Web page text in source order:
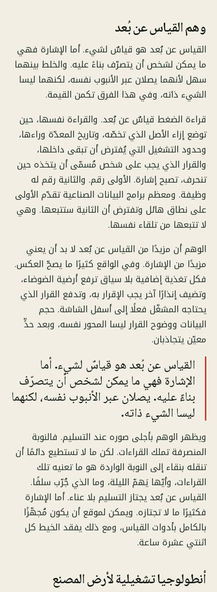
وهم القياس عن بُعد
القياس عن بُعد هو قياسٌ لشيء. أما الإشارة فهي
ما يمكن لشخص أن يتصرّف بناءً عليه. والخلط بينهما
سهل لأنهما يصلان عبر الأنبوب نفسه، لكنهما ليسا
الشيء ذاته، وفي هذا الفرق تكمن القيمة.
قراءة الضغط قياسٌ عن بُعد. والقراءة نفسها، حين
توضع إزاء الأصل الذي تخصّه، وتاريخ المعدّة وراءها،
وحدود التشغيل التي يُفترض أن تبقى داخلها،
والقرار الذي يجب على شخص مُسمّى أن يتخذه حين
تنحرف، تصبح إشارة. الأولى رقم. والثانية رقم له
وظيفة. ومعظم برامج البيانات الصناعية تقدّم الأولى
على نطاق هائل وتفترض أن الثانية ستتبعها. وهي
لا تتبعها من تلقاء نفسها.
الوهم أن مزيدًا من القياس عن بُعد لا بد أن يعني
مزيدًا من الإشارة. وفي الواقع كثيرًا ما يصحّ العكس.
فكل تغذية إضافية بلا سياق ترفع أرضية الضوضاء،
وتضيف إنذارًا آخر يجب الإقرار به، وتدفع القرار الذي
يحتاجه المشغّل فعلًا إلى أسفل الشاشة. حجم
البيانات ووضوح القرار ليسا المحور نفسه، وبعد حدٍّ
معيّن يتجاذبان.
القياس عن بُعد هو قياسٌ لشيء. أما
الإشارة فهي ما يمكن لشخص أن يتصرّف
بناءً عليه. يصلان عبر الأنبوب نفسه، لكنهما
ليسا الشيء ذاته.
ويظهر الوهم بأجلى صوره عند التسليم. فالنوبة
المنصرفة تملك القراءات. لكن ما لا تستطيع دائمًا أن
تنقله بنقاء إلى النوبة الواردة هو ما تعنيه تلك
القراءات، وأيّها يَهمّ الليلة، وما الذي جُرّب سلفًا.
القياس عن بُعد يجتاز التسليم بلا عناء. أما الإشارة
فكثيرًا ما لا تجتازه. ويمكن لموقع أن يكون مُجهّزًا
بالكامل بأدوات القياس، ومع ذلك يفقد الخيط كل
اثنتي عشرة ساعة.
أنطولوجيا تشغيلية لأرض المصنع